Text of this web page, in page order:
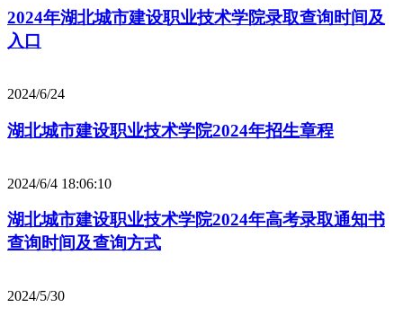
2024年湖北城市建设职业技术学院录取查询时间及
入口
2024/6/24
湖北城市建设职业技术学院2024年招生章程
2024/6/4 18:06:10
湖北城市建设职业技术学院2024年高考录取通知书
查询时间及查询方式
2024/5/30